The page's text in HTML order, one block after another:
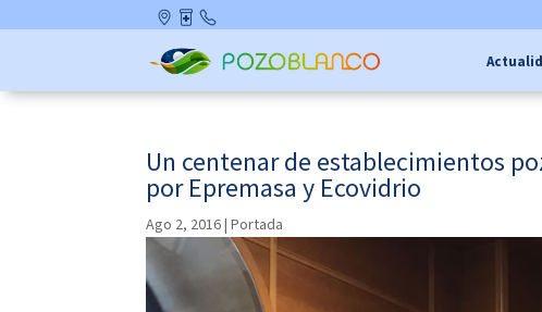
to
Ubicació
n
Farmaci
as de
Contact
o
Un centenar de establecimientos
por Epremasa y Ecovidrio
Ago 2, 2016|Portada